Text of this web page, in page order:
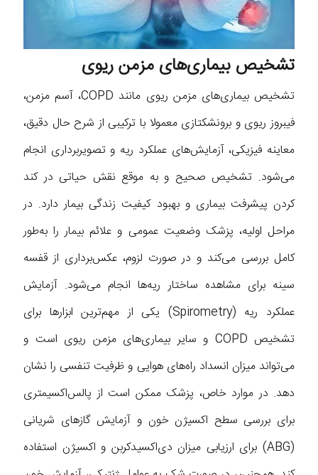
تشخیص بیماری‌های مزمن ریوی
تشخیص بیماری‌های مزمن ریوی مانند COPD، آسم مزمن،
فیبروز ریوی و برونشکتازی معمولا با ترکیبی از شرح حال دقیق،
معاینه فیزیکی، آزمایش‌های عملکرد ریه و تصویربرداری انجام
می‌شود. تشخیص صحیح و به‌ موقع نقش حیاتی در کند
کردن پیشرفت بیماری و بهبود کیفیت زندگی بیمار دارد. در
مراحل اولیه، پزشک وضعیت عمومی و علائم بیمار را به‌طور
کامل بررسی می‌کند و در صورت لزوم، عکس‌برداری از قفسه
سینه برای مشاهده ساختار ریه‌ها انجام می‌شود. آزمایش
عملکرد ریه (Spirometry) یکی از مهم‌ترین ابزارها برای
تشخیص COPD و سایر بیماری‌های مزمن ریوی است و
می‌تواند میزان انسداد راه‌های هوایی و ظرفیت تنفسی را نشان
دهد. در موارد خاص، پزشک ممکن است از پالس‌اکسیمتری
برای بررسی سطح اکسیژن خون و آزمایش گازهای شریانی
(ABG) برای ارزیابی میزان دی‌اکسیدکربن و اکسیژن استفاده